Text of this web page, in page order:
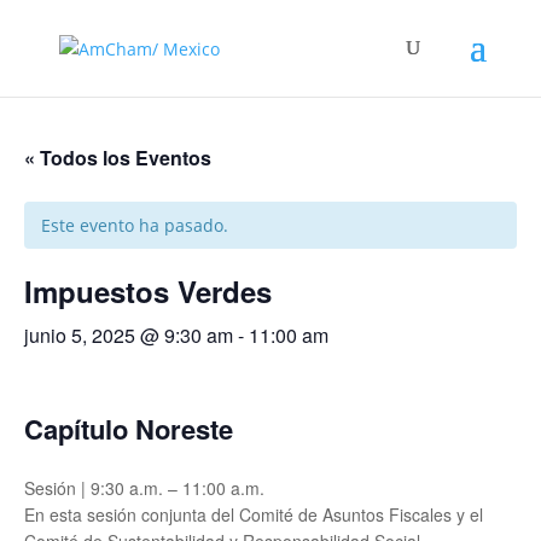
« Todos los Eventos
Este evento ha pasado.
Impuestos Verdes
junio 5, 2025 @ 9:30 am- 11:00 am
Capítulo Noreste
Sesión | 9:30 a.m. – 11:00 a.m.
En esta sesión conjunta del Comité de Asuntos Fiscales y el